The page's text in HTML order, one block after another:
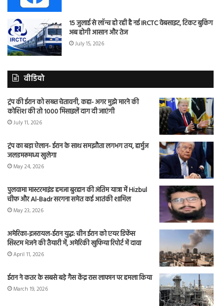
15 जुलाई से लॉन्च हो रही है नई IRCTC वेबसाइट, टिकट बुकिंग
अब होगी आसान और तेज
July 15, 2026
वीडियो
ट्रंप की ईरान को सख्त चेतावनी, कहा- अगर मुझे मारने की
कोशिश की तो 1000 मिसाइलें दाग दी जाएंगी
July 11, 2026
ट्रंप का बड़ा ऐलान- ईरान के साथ समझौता लगभग तय, हार्मुज
जलडमरूमध्य खुलेगा
May 24, 2026
पुलवामा मास्टरमाइंड हमजा बुरहान की अंतिम यात्रा में Hizbul
चीफ और Al-Badr सरगना समेत कई आतंकी शामिल
May 23, 2026
अमेरिका-इजरायल-ईरान युद्ध: चीन ईरान को एयर डिफेंस
सिस्टम भेजने की तैयारी में, अमेरिकी खुफिया रिपोर्ट में दावा
April 11, 2026
ईरान ने कतर के सबसे बड़े गैस केंद्र रास लाफान पर हमला किया
March 19, 2026